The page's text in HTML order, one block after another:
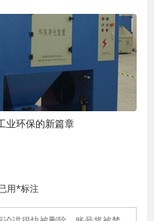
业环保的新篇章
用*标注